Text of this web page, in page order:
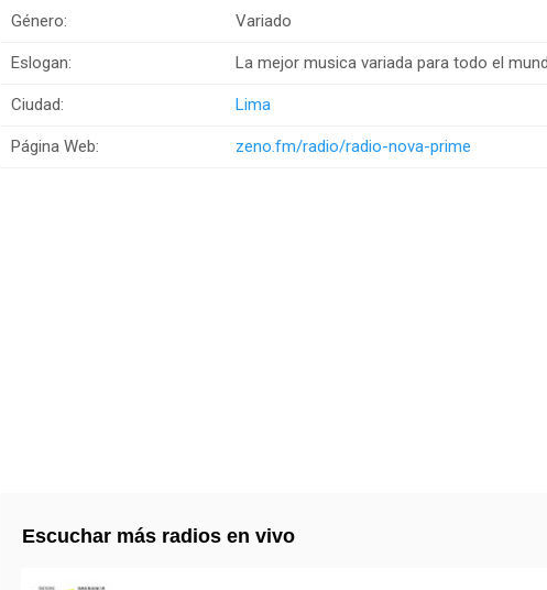
Género: Variado
Eslogan: La mejor musica variada para todo el
Ciudad: Lima
Página Web: zeno.fm/radio/radio-nova-prime
Escuchar más radios en vivo